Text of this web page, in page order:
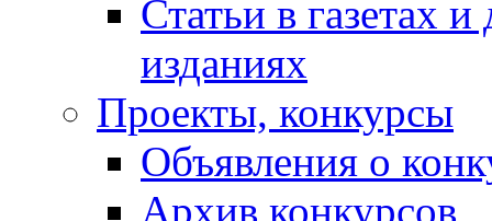
Статьи в газетах
изданиях
Проекты, конкурсы
Объявления о
Архив конкурсов